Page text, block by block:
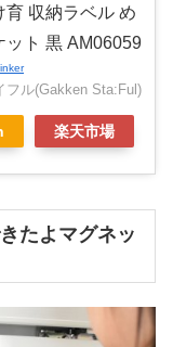
育 収納ラベル め
ット 黒 AM06059
フル(Gakken Sta:Ful)
楽天市場
たよマグネッ